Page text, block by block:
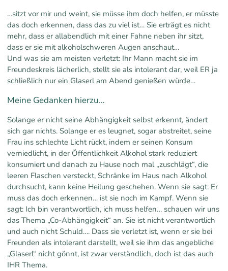
…sitzt vor mir und weint, sie müsse ihm doch helfen, er müsste
das doch erkennen, dass das zu viel ist… Sie erträgt es nicht
mehr, dass er allabendlich mit einer Fahne neben ihr sitzt,
dass er sie mit alkoholschweren Augen anschaut…
Und was sie am meisten verletzt: Ihr Mann macht sie im
Freundeskreis lächerlich, stellt sie als intolerant dar, weil ER ja
schließlich nur ein Glaserl am Abend genießen würde…
Meine Gedanken hierzu…
Solange er nicht seine Abhängigkeit selbst erkennt, ändert
sich gar nichts. Solange er es leugnet, sogar abstreitet, seine
Frau ins schlechte Licht rückt, indem er seinen Konsum
verniedlicht, in der Öffentlichkeit Alkohol stark reduziert
konsumiert und danach zu Hause noch mal „zuschlägt“, die
leeren Flaschen versteckt, Schränke im Haus nach Alkohol
durchsucht, kann keine Heilung geschehen. Wenn sie sagt: Er
muss das doch erkennen… ist sie noch im Kampf. Wenn sie
sagt: Ich bin verantwortlich, ich muss helfen… schauen wir uns
das Thema „Co-Abhängigkeit“ an. Sie ist nicht verantwortlich
und auch nicht Schuld…. Dass sie verletzt ist, wenn er sie bei
Freunden als intolerant darstellt, weil sie ihm das angebliche
„Glaserl“ nicht gönnt, ist zwar verständlich, doch ist das auch
IHR Thema.